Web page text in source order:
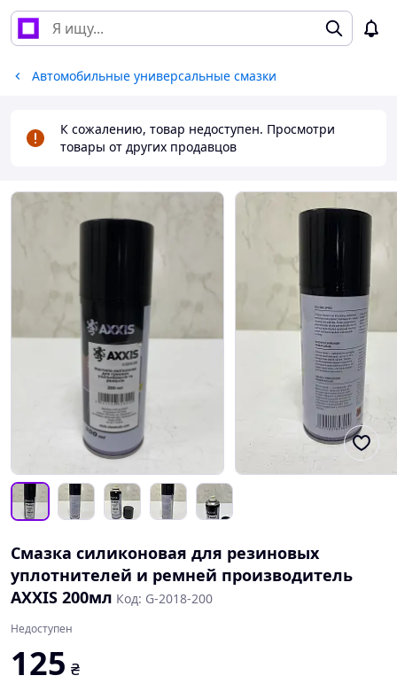
Автомобильные универсальные смазки
К сожалению, товар недоступен. Просмотри
товары от других продавцов
Смазка силиконовая для резиновых
уплотнителей и ремней производитель
AXXIS 200мл Код: G-2018-200
Недоступен
125 ₴